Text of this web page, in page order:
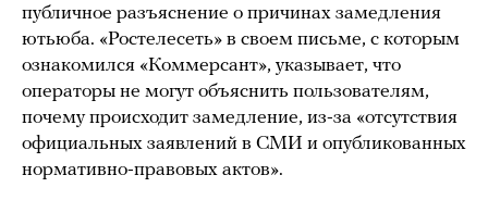
публичное разъяснение о причинах замедления
ютьюба. «Ростелесеть» в своем письме, с которым
ознакомился «Коммерсант», указывает, что
операторы не могут объяснить пользователям,
почему происходит замедление, из-за «отсутствия
официальных заявлений в СМИ и опубликованных
нормативно-правовых актов».